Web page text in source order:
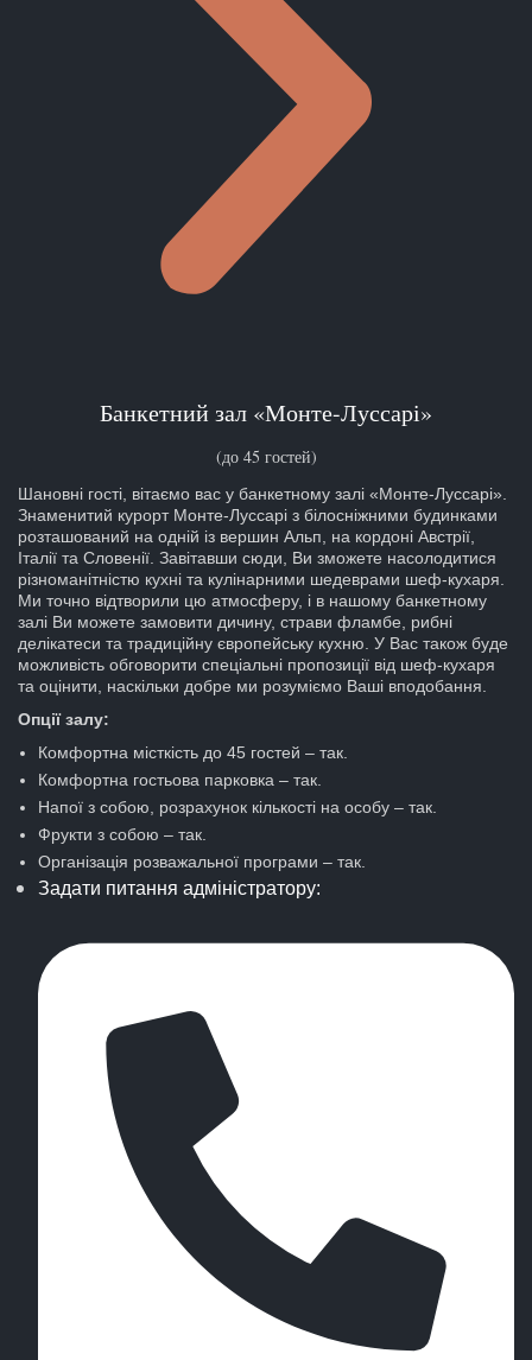
Банкетний зал «Монте-Луссарі»
(до 45 гостей)
Шановні гості, вітаємо вас у банкетному залі «Монте-Луссарі».
Знаменитий курорт Монте-Луссарі з білосніжними будинками
розташований на одній із вершин Альп, на кордоні Австрії,
Італії та Словенії. Завітавши сюди, Ви зможете насолодитися
різноманітністю кухні та кулінарними шедеврами шеф-кухаря.
Ми точно відтворили цю атмосферу, і в нашому банкетному
залі Ви можете замовити дичину, страви фламбе, рибні
делікатеси та традиційну європейську кухню. У Вас також буде
можливість обговорити спеціальні пропозиції від шеф-кухаря
та оцінити, наскільки добре ми розуміємо Ваші вподобання.
Опції залу:
Комфортна місткість до 45 гостей – так.
Комфортна гостьова парковка – так.
Напої з собою, розрахунок кількості на особу – так.
Фрукти з собою – так.
Організація розважальної програми – так.
Задати питання адміністратору: